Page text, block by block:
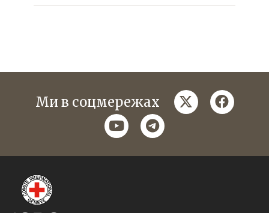
Ми в соцмережах twitter
youtubetelegram